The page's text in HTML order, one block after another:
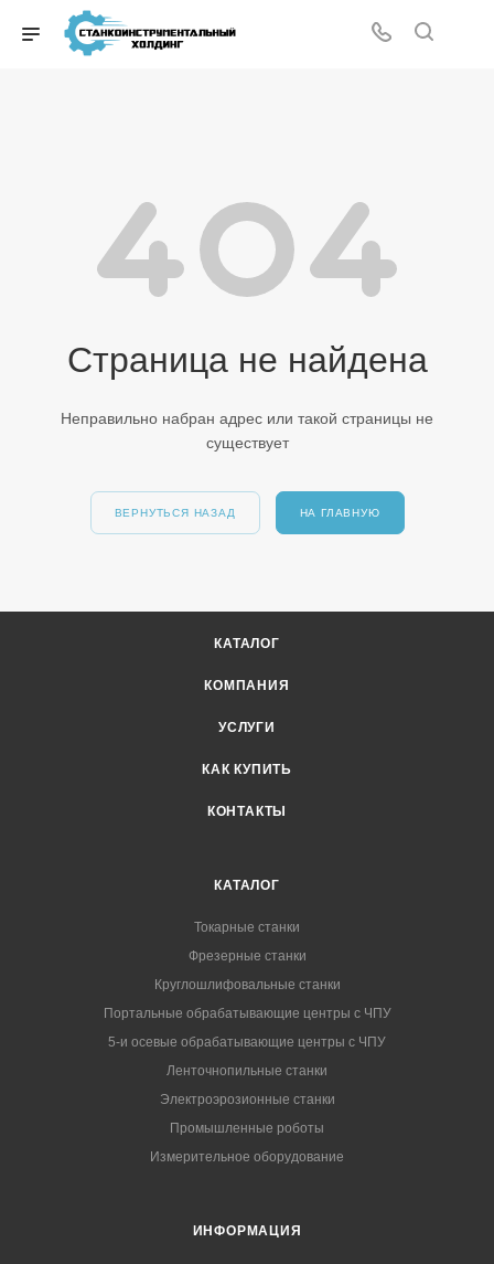
Страница не найдена
Неправильно набран адрес или такой страницы не
существует
ВЕРНУТЬСЯ НАЗАД НА ГЛАВНУЮ
КАТАЛОГ
КОМПАНИЯ
УСЛУГИ
КАК КУПИТЬ
КОНТАКТЫ
КАТАЛОГ
Токарные станки
Фрезерные станки
Круглошлифовальные станки
Портальные обрабатывающие центры с ЧПУ
5-и осевые обрабатывающие центры с ЧПУ
Ленточнопильные станки
Электроэрозионные станки
Промышленные роботы
Измерительное оборудование
ИНФОРМАЦИЯ